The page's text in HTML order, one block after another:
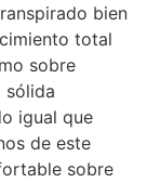
bien
total
sobre
sólida
igual que
de este
sobre